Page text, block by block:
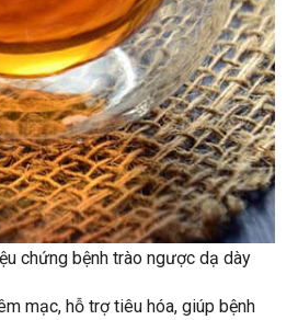
chứng bệnh trào ngược dạ dày
mạc, hỗ trợ tiêu hóa, giúp bệnh